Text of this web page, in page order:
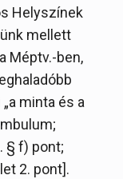
Helyszínek
mellett
Méptv.-ben,
minta és a
§ f) pont;
2. pont].